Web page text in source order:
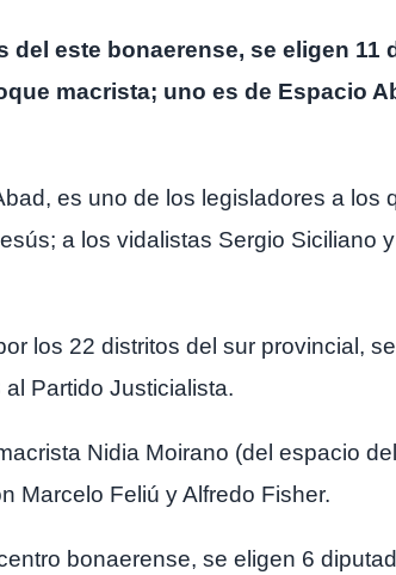
este bonaerense, se eligen 11
macrista; uno es de Espacio
es uno de los legisladores a los
a los vidalistas Sergio Siciliano
los 22 distritos del sur provincial,
Partido Justicialista.
Nidia Moirano (del espacio
Marcelo Feliú y Alfredo Fisher.
bonaerense, se eligen 6